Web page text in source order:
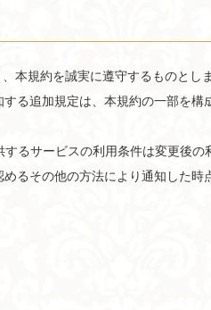
本規約を誠実に遵守するものとしま
る追加規定は、本規約の一部を構
るサービスの利用条件は変更後の
るその他の方法により通知した時